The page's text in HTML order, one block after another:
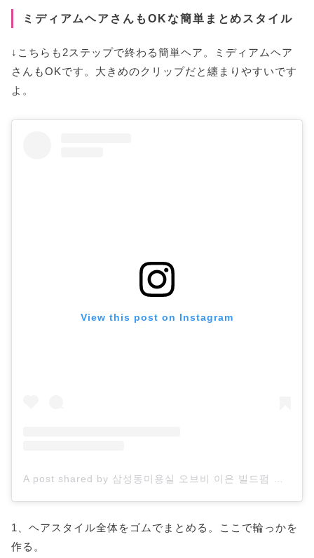
ミディアムヘアさんもOKな簡単まとめスタイル
↓こちらも2ステップで終わる簡単ヘア。ミディアムヘア
さんもOKです。大きめのクリップだと纏まりやすいです
よ。
View this post on Instagram
1、ヘアスタイル全体をゴムでまとめる。ここで輪っかを
作る。